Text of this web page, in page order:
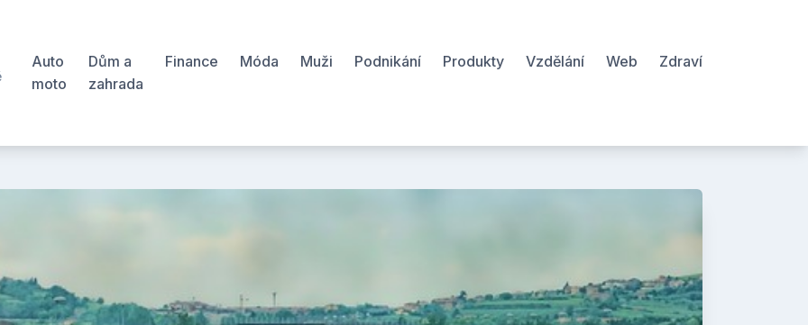
Auto
moto
Dům a
zahrada
Finance Móda Muži Podnikání Produkty Vzdělání Web Zdraví